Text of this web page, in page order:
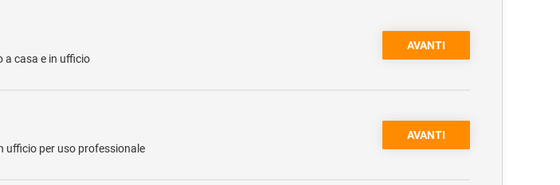
a casa e in ufficio
AVANTI
ufficio per uso professionale
AVANTI